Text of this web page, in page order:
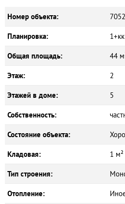
Номер объекта:
Планировка: 1+кк
Общая площадь: 44
Этаж: 2
Этажей в доме: 5
Собственность:
Состояние объекта:
Кладовая: 1 м²
Тип строения:
Отопление: